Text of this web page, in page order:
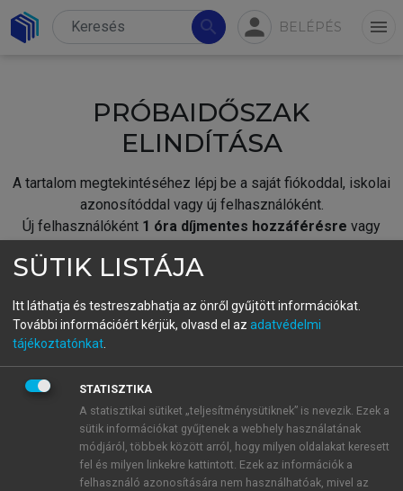
search person BELÉPÉS menu
PRÓBAIDŐSZAK
ELINDÍTÁSA
A tartalom megtekintéséhez lépj be a saját fiókoddal, iskolai
azonosítóddal vagy új felhasználóként.
Új felhasználóként 1 óra díjmentes hozzáférésre vagy
fiókoddal,vagy hozz létre új fiókot.
A regisztráció után apróbaidőszakautomatikusan
BELÉPÉS SAJÁT FIÓKKAL
ÚJ FIÓK LÉTREHOZÁSA
1 óra díjmentes hozzáférés
SÜTIK LISTÁJA
Itt láthatja és testreszabhatja az önről gyűjtött információkat.
További információért kérjük, olvasd el az adatvédelmi
tájékoztatónkat
STATISZTIKA
A statisztikai sütiket „teljesítménysütiknek” is nevezik. Ezek a
sütik információkat gyűjtenek a webhely használatának
módjáról, többek között arról, hogy milyen oldalakat keresett
fel és milyen linkekre kattintott. Ezek az információk a
felhasználó azonosítására nem használhatóak, mivel az